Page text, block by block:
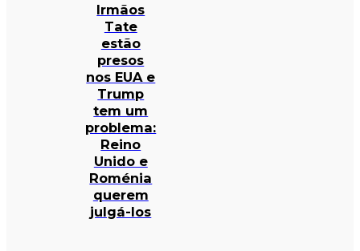
Irmãos
Tate
estão
presos
nos EUA e
Trump
tem um
problema:
Reino
Unido e
Roménia
querem
julgá-los